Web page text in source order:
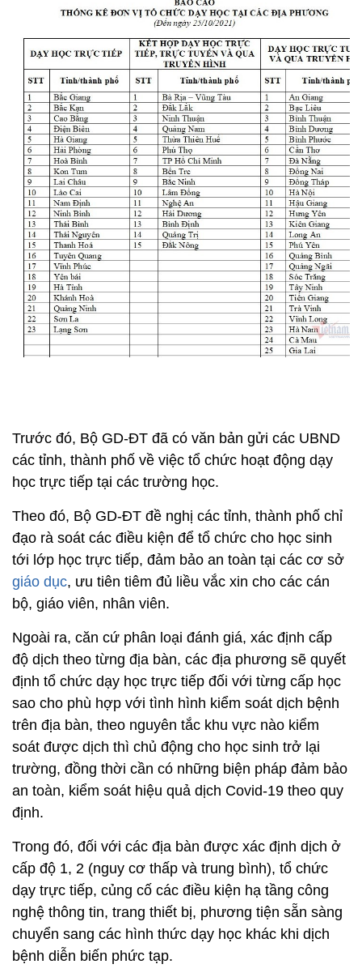
Trước đó, Bộ GD-ĐT đã có văn bản gửi các UBND
các tỉnh, thành phố về việc tổ chức hoạt động dạy
học trực tiếp tại các trường học.
Theo đó, Bộ GD-ĐT đề nghị các tỉnh, thành phố chỉ
đạo rà soát các điều kiện để tổ chức cho học sinh
tới lớp học trực tiếp, đảm bảo an toàn tại các cơ sở
giáo dục, ưu tiên tiêm đủ liều vắc xin cho các cán
bộ, giáo viên, nhân viên.
Ngoài ra, căn cứ phân loại đánh giá, xác định cấp
độ dịch theo từng địa bàn, các địa phương sẽ quyết
định tổ chức dạy học trực tiếp đối với từng cấp học
sao cho phù hợp với tình hình kiểm soát dịch bệnh
trên địa bàn, theo nguyên tắc khu vực nào kiểm
soát được dịch thì chủ động cho học sinh trở lại
trường, đồng thời cần có những biện pháp đảm bảo
an toàn, kiểm soát hiệu quả dịch Covid-19 theo quy
định.
Trong đó, đối với các địa bàn được xác định dịch ở
cấp độ 1, 2 (nguy cơ thấp và trung bình), tổ chức
dạy trực tiếp, củng cố các điều kiện hạ tầng công
nghệ thông tin, trang thiết bị, phương tiện sẵn sàng
chuyển sang các hình thức dạy học khác khi dịch
bệnh diễn biến phức tạp.